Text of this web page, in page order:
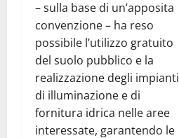
– sulla base di un’apposita
convenzione – ha reso
possibile l’utilizzo gratuito
del suolo pubblico e la
realizzazione degli impianti
di illuminazione e di
fornitura idrica nelle aree
interessate, garantendo le